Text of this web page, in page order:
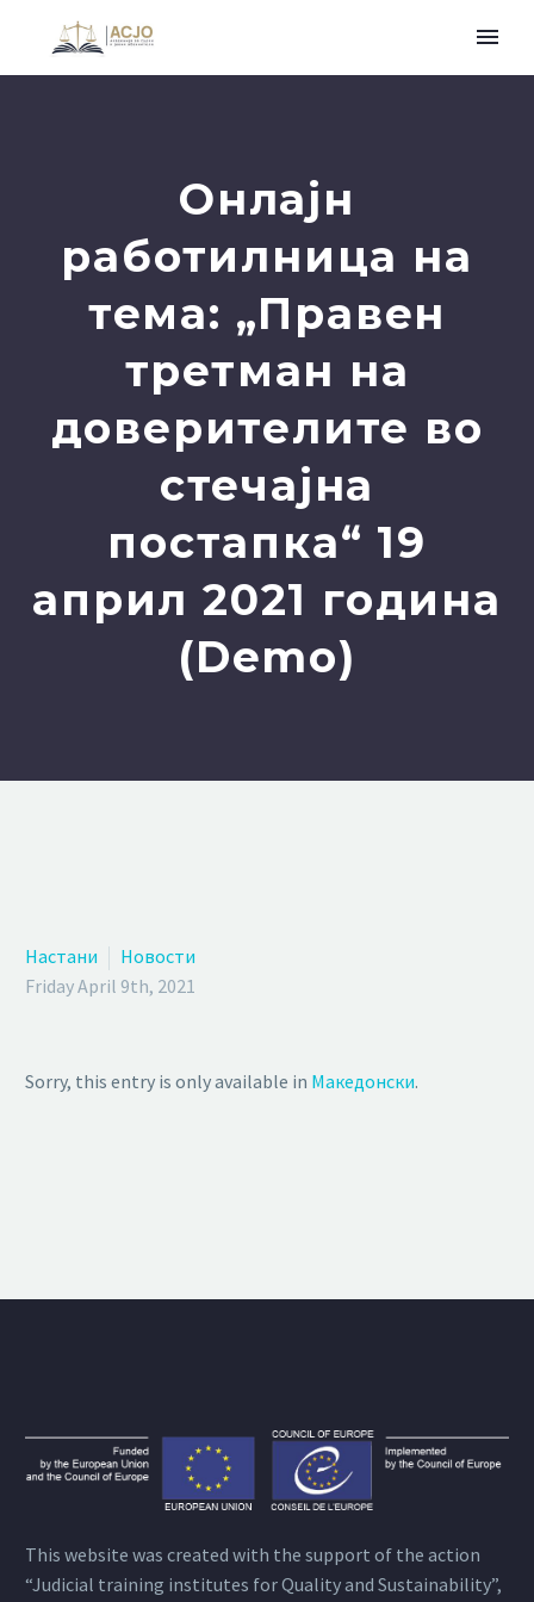
Онлајн
работилница на
тема: „Правен
третман на
доверителите во
стечајна
постапка“ 19
април 2021 година
(Demo)
Настани
Новости
Friday April 9th, 2021
Sorry, this entry is only available in Македонски.
This website was created with the support of the action
“Judicial training institutes for Quality and Sustainability”,